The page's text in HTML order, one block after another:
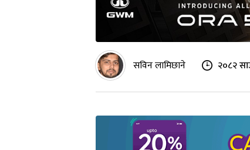
सविन लामिछाने २०८२